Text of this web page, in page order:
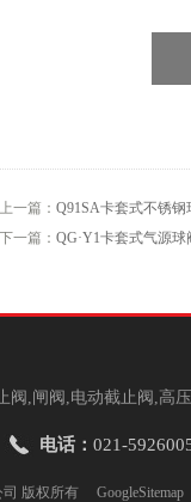
上一篇： Q91SA卡套式不锈钢
下一篇： QG·Y1卡套式气源球
阀,闸阀,电动截止阀,高
电话： 021-
司 版权所有 GoogleSitemap